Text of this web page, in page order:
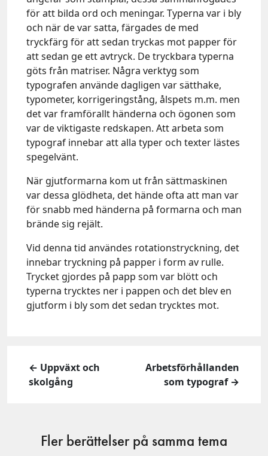
för att bilda ord och meningar. Typerna var i bly
och när de var satta, färgades de med
tryckfärg för att sedan tryckas mot papper för
att sedan ge ett avtryck. De tryckbara typerna
göts från matriser. Några verktyg som
typografen använde dagligen var sätthake,
typometer, korrigeringstång, ålspets m.m. men
det var framförallt händerna och ögonen som
var de viktigaste redskapen. Att arbeta som
typograf innebar att alla typer och texter lästes
spegelvänt.
När gjutformarna kom ut från sättmaskinen
var dessa glödheta, det hände ofta att man var
för snabb med händerna på formarna och man
brände sig rejält.
Vid denna tid användes rotationstryckning, det
innebar tryckning på papper i form av rulle.
Trycket gjordes på papp som var blött och
typerna trycktes ner i pappen och det blev en
gjutform i bly som det sedan trycktes mot.
← Uppväxt och
skolgång
Arbetsförhållanden
som typograf →
Fler berättelser på samma tema